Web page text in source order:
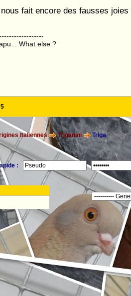
fait encore des fausses
What else ?
5
Italiennes Triganini
Triga
: